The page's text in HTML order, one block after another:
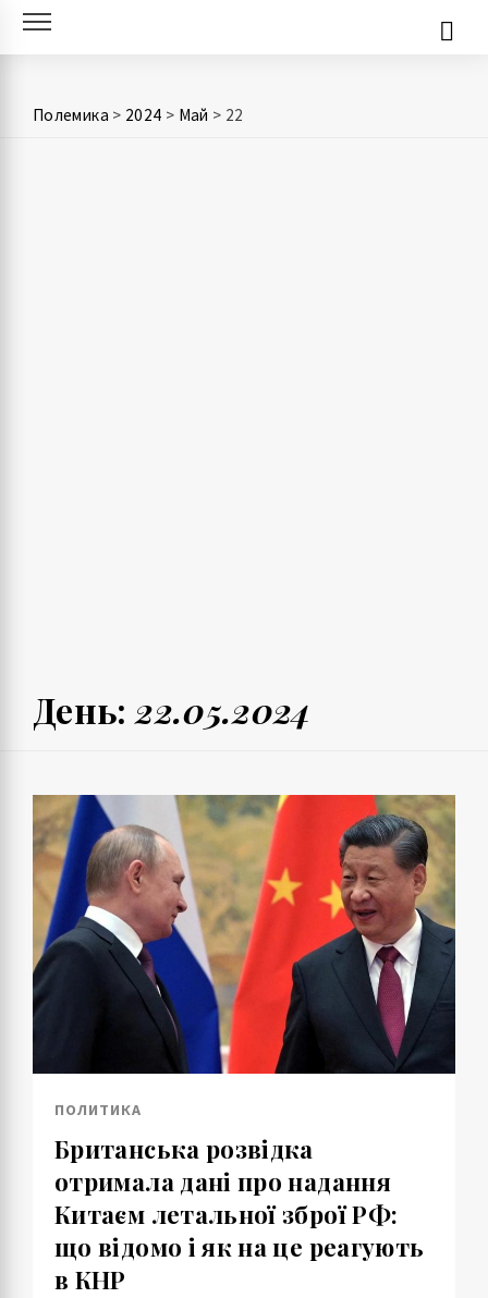
Skip
Полемика > 2024 > Май > 22
День:22.05.2024
ПОЛИТИКА
Британська розвідка
отримала дані про надання
Китаєм летальної зброї РФ:
що відомо і як на це реагують
в КНР